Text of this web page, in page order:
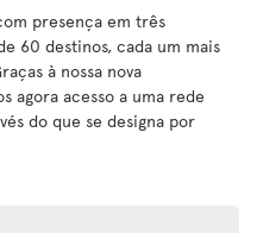
presença em três
60 destinos, cada um mais
à nossa nova
agora acesso a uma rede
do que se designa por